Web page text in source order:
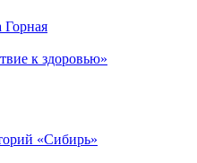
Горная
к здоровью»
«Сибирь»